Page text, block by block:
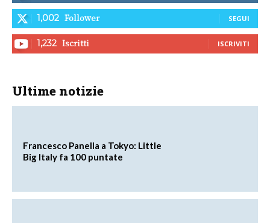
1,002 Follower SEGUI
1,232 Iscritti ISCRIVITI
Ultime notizie
Francesco Panella a Tokyo: Little
Big Italy fa 100 puntate